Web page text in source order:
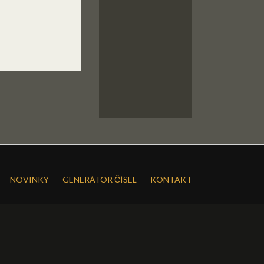
NOVINKY GENERÁTOR ČÍSEL
KONTAKT